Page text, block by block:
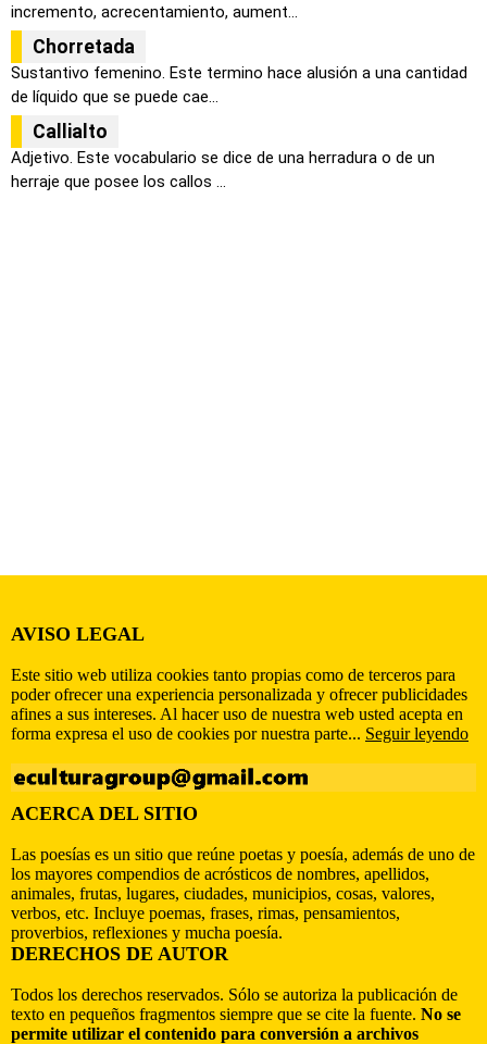
incremento, acrecentamiento, aument...
Chorretada
Sustantivo femenino. Este termino hace alusión a una cantidad
de líquido que se puede cae...
Callialto
Adjetivo. Este vocabulario se dice de una herradura o de un
herraje que posee los callos ...
AVISO LEGAL
Este sitio web utiliza cookies tanto propias como de terceros para
poder ofrecer una experiencia personalizada y ofrecer publicidades
afines a sus intereses. Al hacer uso de nuestra web usted acepta en
forma expresa el uso de cookies por nuestra parte... Seguir leyendo
ACERCA DEL SITIO
Las poesías es un sitio que reúne poetas y poesía, además de uno de
los mayores compendios de acrósticos de nombres, apellidos,
animales, frutas, lugares, ciudades, municipios, cosas, valores,
verbos, etc. Incluye poemas, frases, rimas, pensamientos,
proverbios, reflexiones y mucha poesía.
DERECHOS DE AUTOR
Todos los derechos reservados. Sólo se autoriza la publicación de
texto en pequeños fragmentos siempre que se cite la fuente. No se
permite utilizar el contenido para conversión a archivos